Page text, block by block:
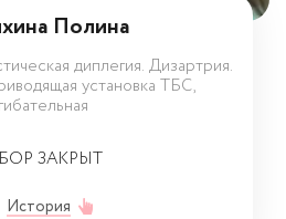
Полина
диплегия. Дизартрия.
установка ТБС,
ЗАКРЫТ
История